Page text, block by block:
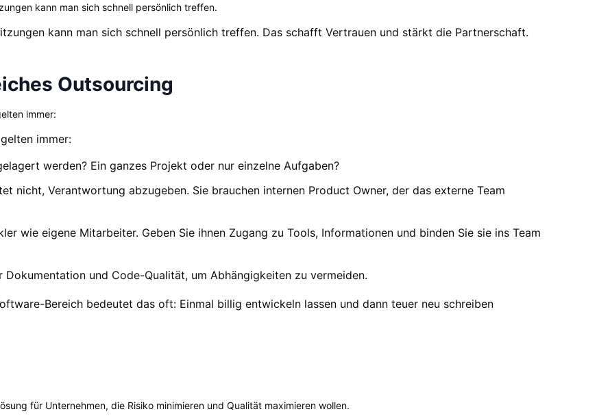
kann man sich schnell persönlich treffen.
kann man sich schnell persönlich treffen. Das schafft Vertrauen und stärkt die Partnerschaft.
Outsourcing
immer:
immer:
werden? Ein ganzes Projekt oder nur einzelne Aufgaben?
nicht, Verantwortung abzugeben. Sie brauchen internen Product Owner, der das externe Team
wie eigene Mitarbeiter. Geben Sie ihnen Zugang zu Tools, Informationen und binden Sie sie ins Team
Dokumentation und Code-Qualität, um Abhängigkeiten zu vermeiden.
Bereich bedeutet das oft: Einmal billig entwickeln lassen und dann teuer neu schreiben
für Unternehmen, die Risiko minimieren und Qualität maximieren wollen.